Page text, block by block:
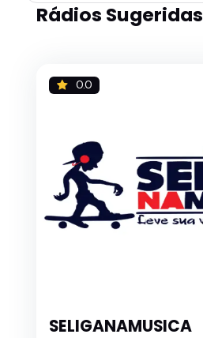
Rádios Sugeridas
0.0
SELIGANAMUSICA